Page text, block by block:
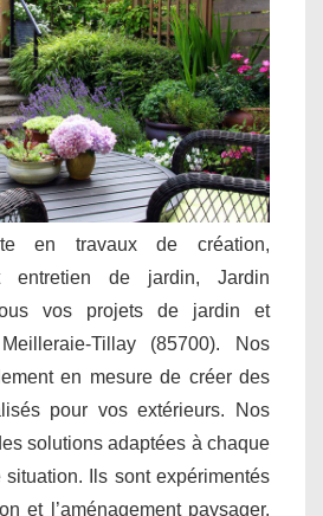
en travaux de création,
entretien de jardin, Jardin
vos projets de jardin et
Tillay (85700). Nos
en mesure de créer des
pour vos extérieurs. Nos
solutions adaptées à chaque
Ils sont expérimentés
et l’aménagement paysager.